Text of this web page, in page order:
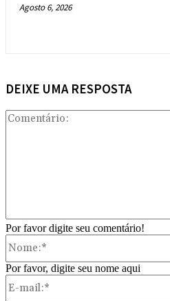
Agosto 6, 2026
DEIXE UMA RESPOSTA
Por favor digite seu comentário!
Por favor, digite seu nome aqui